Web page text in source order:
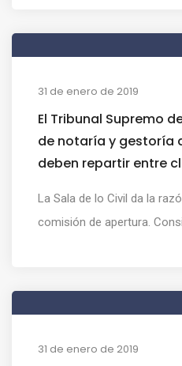
31 de enero de 2019
El Tribunal Supremo
de notaría y gestoría
deben repartir entre
La Sala de lo Civil da la
comisión de apertura.
31 de enero de 2019